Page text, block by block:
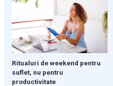
Ritualuri de weekend pentru
suflet, nu pentru
productivitate